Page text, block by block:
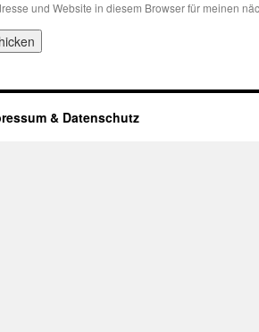
und Website in diesem Browser für meinen
& Datenschutz